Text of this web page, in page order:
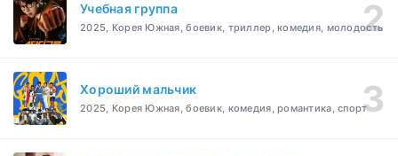
Учебная группа
2025, Корея Южная, боевик, триллер, комедия, молодость
Хороший мальчик
2025, Корея Южная, боевик, комедия, романтика, спорт